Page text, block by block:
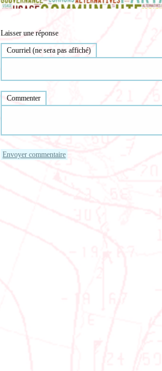
Laisser une réponse
Courriel (ne sera pas affiché)
Commenter